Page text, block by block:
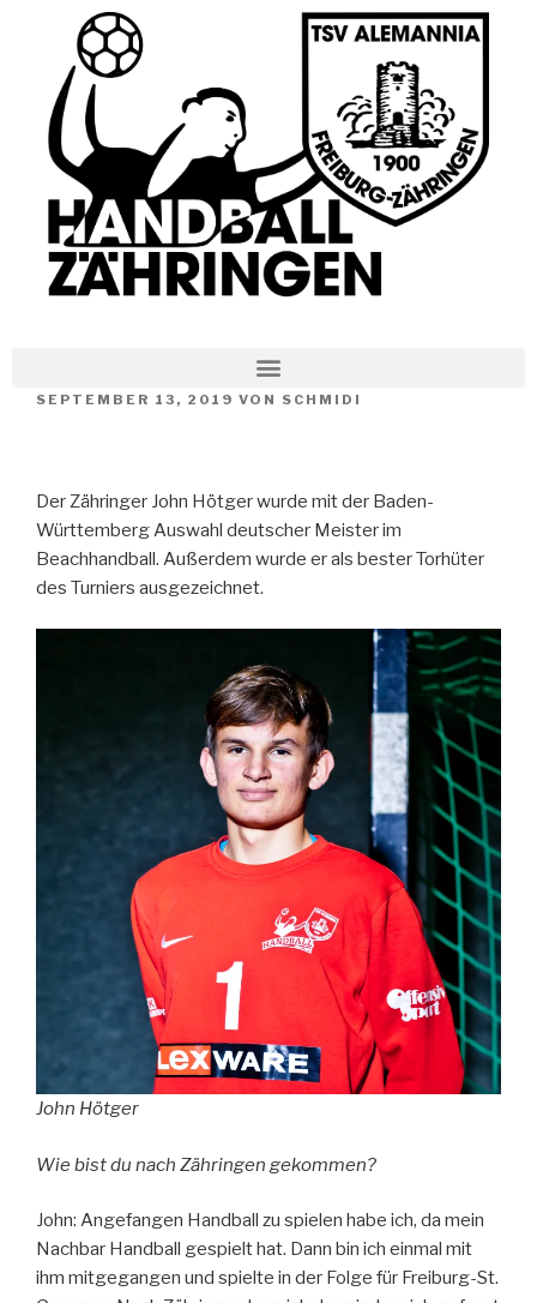
SEPTEMBER 13, 2019 VON SCHMIDI
Der Zähringer John Hötger wurde mit der Baden-
Württemberg Auswahl deutscher Meister im
Beachhandball. Außerdem wurde er als bester Torhüter
des Turniers ausgezeichnet.
John Hötger
Wie bist du nach Zähringen gekommen?
John: Angefangen Handball zu spielen habe ich, da mein
Nachbar Handball gespielt hat. Dann bin ich einmal mit
ihm mitgegangen und spielte in der Folge für Freiburg-St.